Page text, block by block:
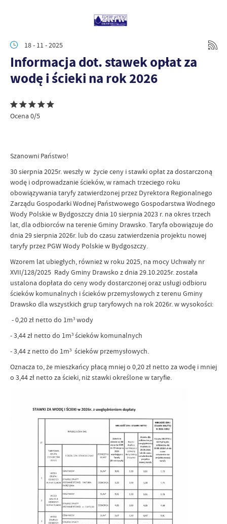
18 - 11 - 2025
Informacja dot. stawek opłat za
wodę i ścieki na rok 2026
Ocena 0/5
Szanowni Państwo!
30 sierpnia 2025r. weszły w życie ceny i stawki opłat za dostarczoną
wodę i odprowadzanie ścieków, w ramach trzeciego roku
obowiązywania taryfy zatwierdzonej przez Dyrektora Regionalnego
Zarządu Gospodarki Wodnej Państwowego Gospodarstwa Wodnego
Wody Polskie w Bydgoszczy dnia 10 sierpnia 2023 r. na okres trzech
lat, dla odbiorców na terenie Gminy Drawsko. Taryfa obowiązuje do
dnia 29 sierpnia 2026r. lub do czasu zatwierdzenia projektu nowej
taryfy przez PGW Wody Polskie w Bydgoszczy.
Wzorem lat ubiegłych, również w roku 2025, na mocy Uchwały nr
XVII/128/2025 Rady Gminy Drawsko z dnia 29.10.2025r. została
ustalona dopłata do ceny wody dostarczonej oraz usługi odbioru
ścieków komunalnych i ścieków przemysłowych z terenu Gminy
Drawsko dla wszystkich grup taryfowych na rok 2026r. w wysokości:
- 0,20 zł netto do 1m³ wody
- 3,44 zł netto do 1m³ ścieków komunalnych
- 3,44 z netto do 1m³ ścieków przemysłowych.
Oznacza to, że mieszkańcy płacą mniej o 0,20 zł netto za wodę i mniej
o 3,44 zł netto za ścieki, niż stawki określone w taryfie.